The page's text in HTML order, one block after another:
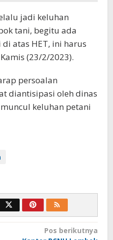
jadi keluhan
tani, begitu ada
atas HET, ini harus
(23/2/2023).
persoalan
diantisipasi oleh dinas
keluhan petani
Pos berikutnya